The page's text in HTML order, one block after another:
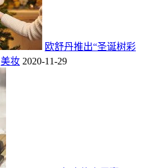
欧舒丹推出“圣诞树彩
美妆 2020-11-29